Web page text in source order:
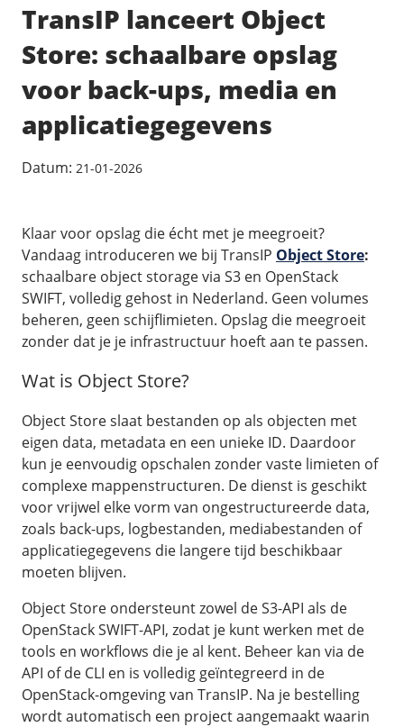
.eu domein
/Security & Compliance
Digitale toegankelijkheid
Verhuishulp
GDPR Protect
SiteSweep
/Software
Linux Server
Plesk
cPanel
DirectAdmin
OpenClaw
Networking
HA-IP
Load Balancer
Private Network
VPS-Firewall
/Storage
Acronis Cyber Protect
Block Storage
Weekly Backups
Snapshots
Public Cloud
/Network
Load balancing
OpenStack Connect
/Volumes
Volume storage
Volume backups
Encrypted volumes
/Other
Prijsoverzicht
Secret management
Acronis Cyber Protect
Add-ons
Billdu - facturatieapp
Patchman
/Websitebouwer
AI Site Assistant voor WordPress
/TransIP
Ons verhaal
Legal & security
Nieuws
Blog
Webinars
Library
Vacatures
Controlepaneel
TransIP lanceert Object
Store: schaalbare opslag
voor back-ups, media en
applicatiegegevens
Datum: 21-01-2026
Klaar voor opslag die écht met je meegroeit?
Vandaag introduceren we bij TransIP Object Store:
schaalbare object storage via S3 en OpenStack
SWIFT, volledig gehost in Nederland. Geen volumes
beheren, geen schijflimieten. Opslag die meegroeit
zonder dat je je infrastructuur hoeft aan te passen.
Wat is Object Store?
Object Store slaat bestanden op als objecten met
eigen data, metadata en een unieke ID. Daardoor
kun je eenvoudig opschalen zonder vaste limieten of
complexe mappenstructuren. De dienst is geschikt
voor vrijwel elke vorm van ongestructureerde data,
zoals back-ups, logbestanden, mediabestanden of
applicatiegegevens die langere tijd beschikbaar
moeten blijven.
Object Store ondersteunt zowel de S3-API als de
OpenStack SWIFT-API, zodat je kunt werken met de
tools en workflows die je al kent. Beheer kan via de
API of de CLI en is volledig geïntegreerd in de
OpenStack-omgeving van TransIP. Na je bestelling
wordt automatisch een project aangemaakt waarin